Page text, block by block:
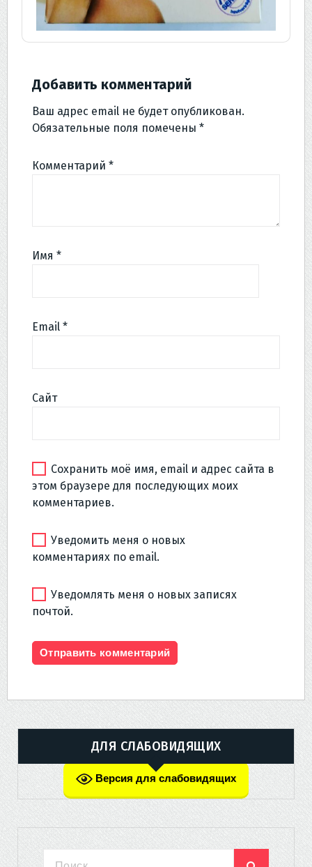
Добавить комментарий
Ваш адрес email не будет опубликован.
Обязательные поля помечены *
Комментарий *
Имя *
Email *
Сайт
Сохранить моё имя, email и адрес сайта в
этом браузере для последующих моих
комментариев.
Уведомить меня о новых
комментариях по email.
Уведомлять меня о новых записях
почтой.
ДЛЯ СЛАБОВИДЯЩИХ
Версия для слабовидящих